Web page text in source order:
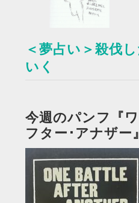
＜夢占い＞殺伐
いく
今週のパンフ『
フター･アナザー』